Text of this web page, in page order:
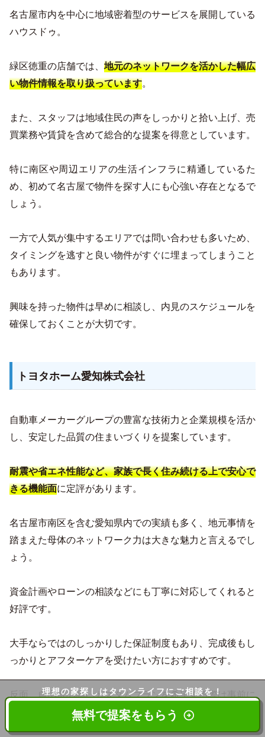
名古屋市内を中心に地域密着型のサービスを展開している
ハウスドゥ。
緑区徳重の店舗では、 地元のネットワークを活かした幅広
い物件情報を取り扱っています。
また、スタッフは地域住民の声をしっかりと拾い上げ、売
買業務や賃貸を含めて総合的な提案を得意としています。
特に南区や周辺エリアの生活インフラに精通しているた
め、初めて名古屋で物件を探す人にも心強い存在となるで
しょう。
一方で人気が集中するエリアでは問い合わせも多いため、
タイミングを逃すと良い物件がすぐに埋まってしまうこと
もあります。
興味を持った物件は早めに相談し、内見のスケジュールを
確保しておくことが大切です。
トヨタホーム愛知株式会社
自動車メーカーグループの豊富な技術力と企業規模を活か
し、安定した品質の住まいづくりを提案しています。
耐震や省エネ性能など、家族で長く住み続ける上で安心で
きる機能面に定評があります。
名古屋市南区を含む愛知県内での実績も多く、地元事情を
踏まえた母体のネットワーク力は大きな魅力と言えるでし
ょう。
資金計画やローンの相談などにも丁寧に対応してくれると
好評です。
大手ならではのしっかりした保証制度もあり、完成後もし
っかりとアフターケアを受けたい方におすすめです。
反面、自由度の高いカスタムプランを希望する際は事前に
仕様・費用面を細かくチェックしておく必要があります。
理想の家探しはタウンライフにご相談を！
無料で提案をもらう